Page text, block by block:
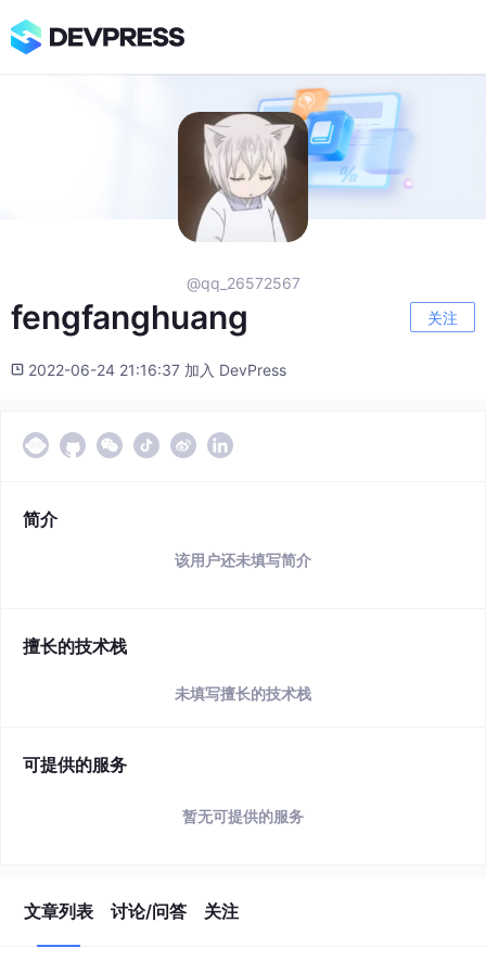
@qq_26572567
fengfanghuang 关注
2022-06-24 21:16:37 加入 DevPress
简介
该用户还未填写简介
擅长的技术栈
未填写擅长的技术栈
可提供的服务
暂无可提供的服务
文章列表 讨论/问答 关注